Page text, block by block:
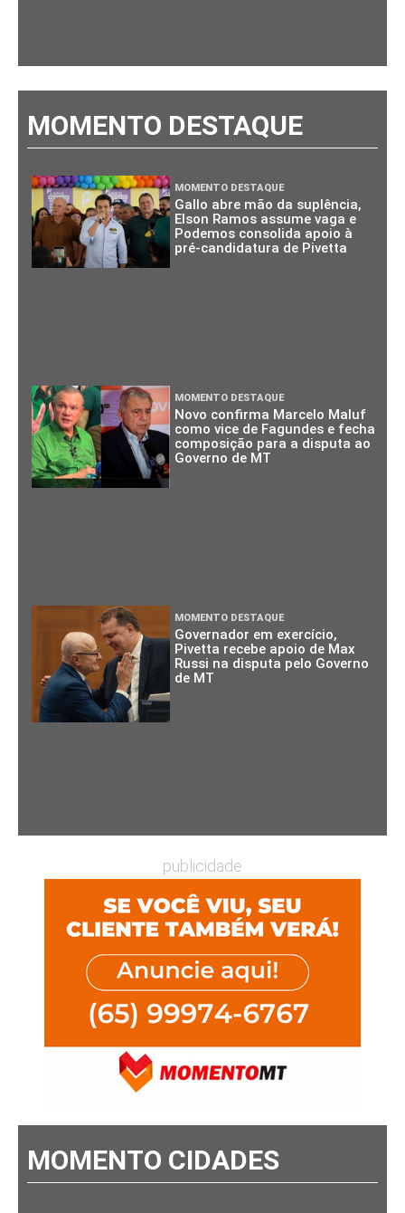
MOMENTO DESTAQUE
MOMENTO DESTAQUE
Gallo abre mão da suplência,
Elson Ramos assume vaga e
Podemos consolida apoio à
pré-candidatura de Pivetta
MOMENTO DESTAQUE
Novo confirma Marcelo Maluf
como vice de Fagundes e fecha
composição para a disputa ao
Governo de MT
MOMENTO DESTAQUE
Governador em exercício,
Pivetta recebe apoio de Max
Russi na disputa pelo Governo
de MT
publicidade
MOMENTO CIDADES